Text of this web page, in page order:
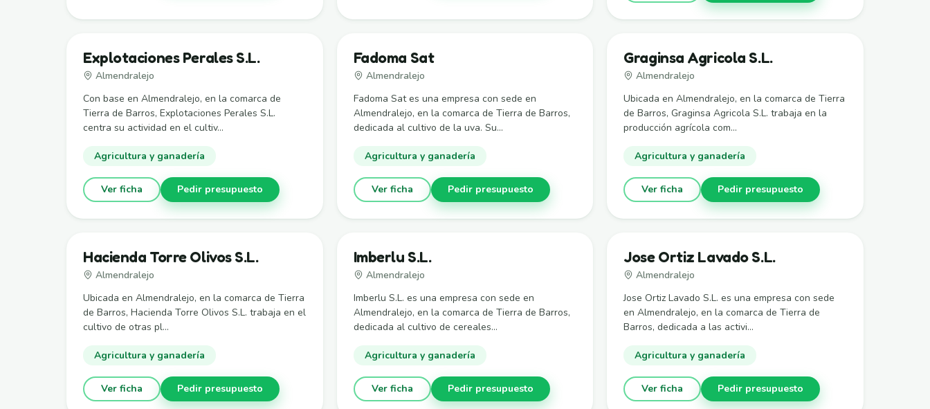
Explotaciones Perales S.L.
Almendralejo
Con base en Almendralejo, en la comarca de
Tierra de Barros, Explotaciones Perales S.L.
centra su actividad en el cultiv...
Agricultura y ganadería
Ver ficha Pedir presupuesto
Fadoma Sat
Almendralejo
Fadoma Sat es una empresa con sede en
Almendralejo, en la comarca de Tierra de Barros,
dedicada al cultivo de la uva. Su...
Agricultura y ganadería
Ver ficha Pedir presupuesto
Graginsa Agricola S.L.
Almendralejo
Ubicada en Almendralejo, en la comarca de Tierra
de Barros, Graginsa Agricola S.L. trabaja en la
producción agrícola com...
Agricultura y ganadería
Ver ficha Pedir presupuesto
Hacienda Torre Olivos S.L.
Almendralejo
Ubicada en Almendralejo, en la comarca de Tierra
de Barros, Hacienda Torre Olivos S.L. trabaja en el
cultivo de otras pl...
Agricultura y ganadería
Ver ficha Pedir presupuesto
Imberlu S.L.
Almendralejo
Imberlu S.L. es una empresa con sede en
Almendralejo, en la comarca de Tierra de Barros,
dedicada al cultivo de cereales...
Agricultura y ganadería
Ver ficha Pedir presupuesto
Jose Ortiz Lavado S.L.
Almendralejo
Jose Ortiz Lavado S.L. es una empresa con sede
en Almendralejo, en la comarca de Tierra de
Barros, dedicada a las activi...
Agricultura y ganadería
Ver ficha Pedir presupuesto